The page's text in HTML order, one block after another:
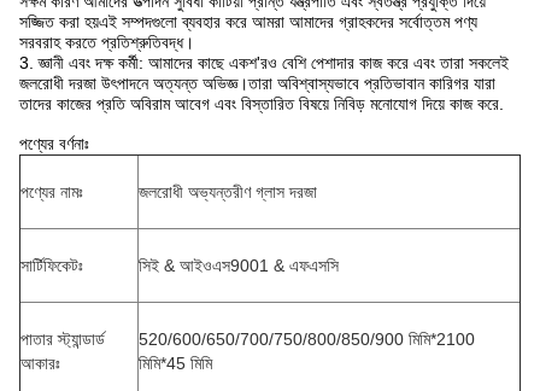
সজ্জিত করা হয়এই সম্পদগুলো ব্যবহার করে আমরা আমাদের গ্রাহকদের সর্বোত্তম পণ্য
সরবরাহ করতে প্রতিশ্রুতিবদ্ধ।
3. জ্ঞানী এবং দক্ষ কর্মী: আমাদের কাছে একশ'রও বেশি পেশাদার কাজ করে এবং তারা সকলেই
জলরোধী দরজা উৎপাদনে অত্যন্ত অভিজ্ঞ।তারা অবিশ্বাস্যভাবে প্রতিভাবান কারিগর যারা
তাদের কাজের প্রতি অবিরাম আবেগ এবং বিস্তারিত বিষয়ে নিবিড় মনোযোগ দিয়ে কাজ করে.
পণ্যের বর্ণনাঃ
পণ্যের নামঃ জলরোধী অভ্যন্তরীণ গ্লাস দরজা
সার্টিফিকেটঃ সিই & আইওএস9001 & এফএসসি
পাতার স্ট্যান্ডার্ড
আকারঃ
520/600/650/700/750/800/850/900 মিমি*2100
মিমি*45 মিমি